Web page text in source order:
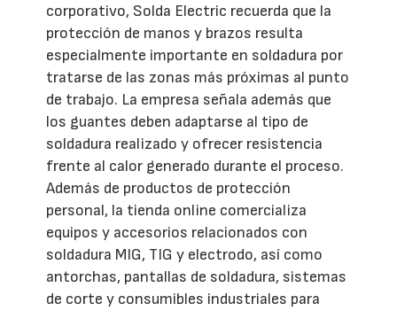
corporativo, Solda Electric recuerda que la
protección de manos y brazos resulta
especialmente importante en soldadura por
tratarse de las zonas más próximas al punto
de trabajo. La empresa señala además que
los guantes deben adaptarse al tipo de
soldadura realizado y ofrecer resistencia
frente al calor generado durante el proceso.
Además de productos de protección
personal, la tienda online comercializa
equipos y accesorios relacionados con
soldadura MIG, TIG y electrodo, así como
antorchas, pantallas de soldadura, sistemas
de corte y consumibles industriales para